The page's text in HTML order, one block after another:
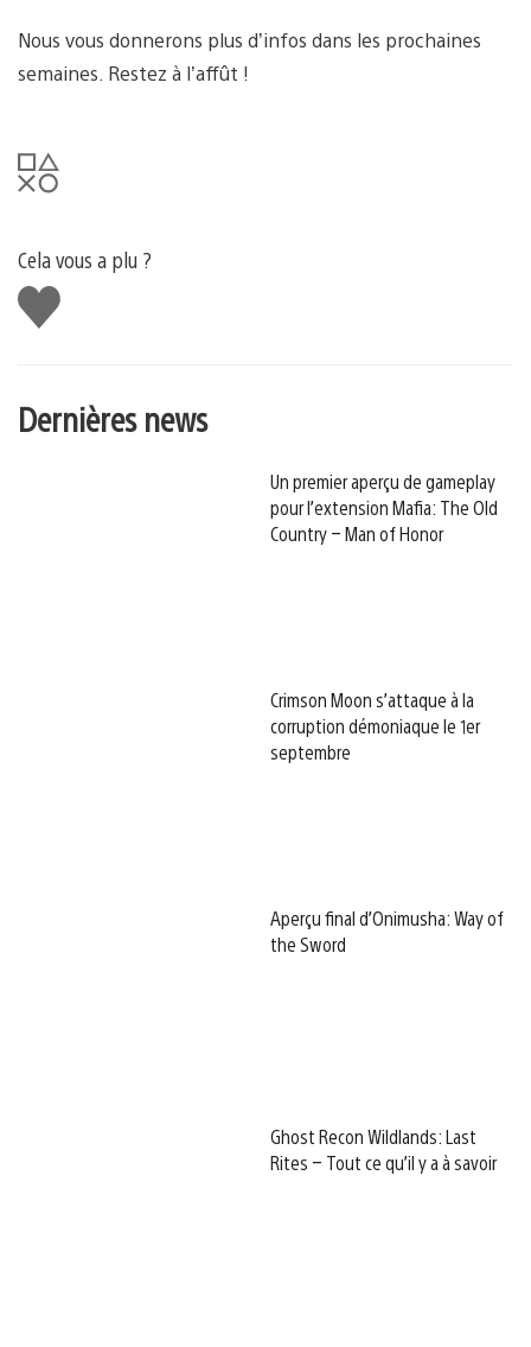
Nous vous donnerons plus d’infos dans les prochaines
semaines. Restez à l’affût !
Cela vous a plu ?
J'aime
Dernières news
Un premier aperçu de gameplay
pour l’extension Mafia: The Old
Country – Man of Honor
Crimson Moon s’attaque à la
corruption démoniaque le 1er
septembre
Aperçu final d’Onimusha: Way of
the Sword
Ghost Recon Wildlands: Last
Rites – Tout ce qu’il y a à savoir